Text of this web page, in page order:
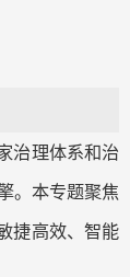
治理体系和治
。本专题聚焦
捷高效、智能